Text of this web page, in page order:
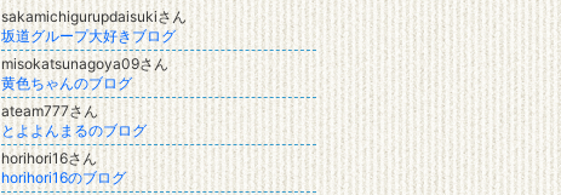
sakamichigurupdaisukiさん
坂道グループ大好きブログ
misokatsunagoya09さん
黄色ちゃんのブログ
ateam777さん
とよよんまるのブログ
horihori16さん
horihori16のブログ